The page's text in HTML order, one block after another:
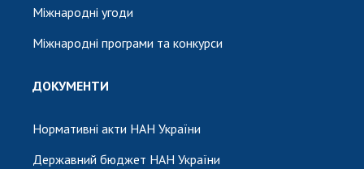
Міжнародні угоди
Міжнародні програми та конкурси
ДОКУМЕНТИ
Нормативні акти НАН України
Державний бюджет НАН України